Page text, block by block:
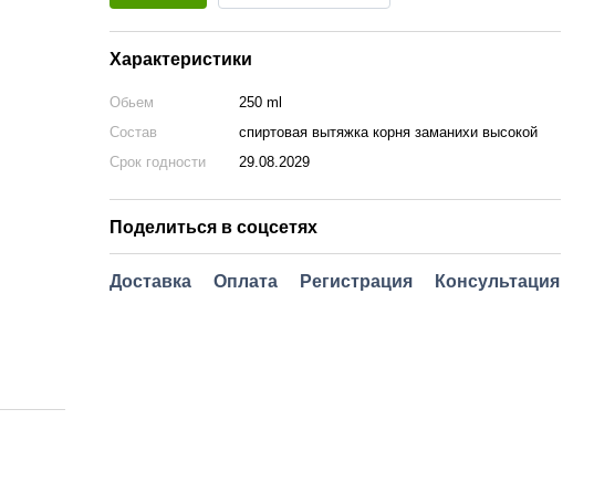
Характеристики
Обьем
250 ml
Состав
спиртовая вытяжка корня заманихи высокой
Срок годности
29.08.2029
Поделиться в соцсетях
Доставка Оплата Регистрация Консультация